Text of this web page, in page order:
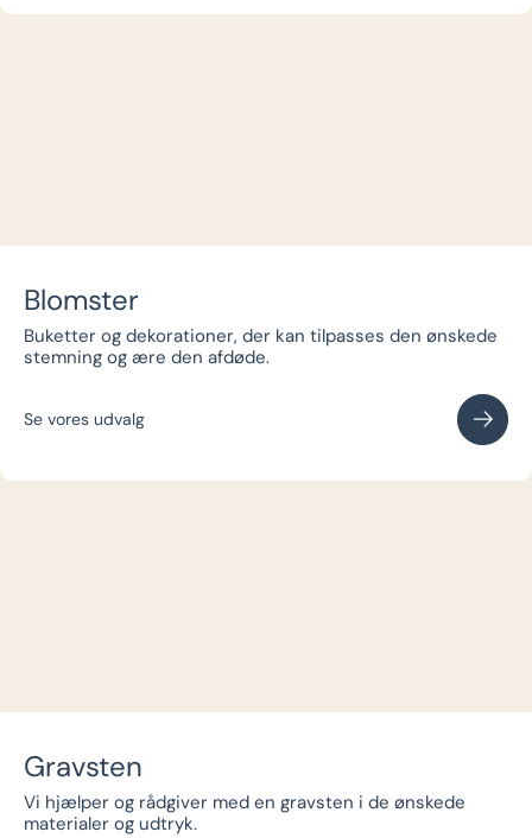
Blomster
Buketter og dekorationer, der kan tilpasses den ønskede
stemning og ære den afdøde.
Se vores udvalg
Gravsten
Vi hjælper og rådgiver med en gravsten i de ønskede
materialer og udtryk.